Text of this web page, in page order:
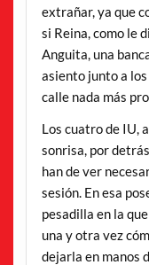
extrañar, ya que
si Reina, como le
Anguita, una
asiento junto a
calle nada más
Los cuatro de IU,
sonrisa, por
han de ver
sesión. En esa
pesadilla en la
una y otra vez
dejarla en manos